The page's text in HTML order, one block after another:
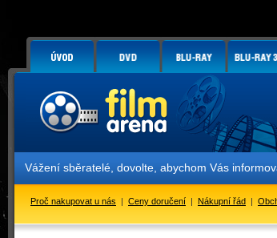
Vážení sběratelé, dovolte, abychom Vás
Proč nakupovat u nás | Ceny doručení | Nákupní řád |